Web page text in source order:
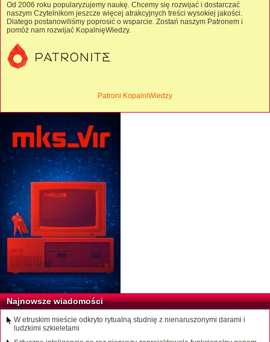
Od 2006 roku popularyzujemy naukę. Chcemy się rozwijać i dostarczać
naszym Czytelnikom jeszcze więcej atrakcyjnych treści wysokiej jakości.
Dlatego postanowiliśmy poprosić o wsparcie. Zostań naszym Patronem i
pomóż nam rozwijać KopalnięWiedzy.
Patroni KopalniWiedzy
Najnowsze wiadomości
W etruskim mieście odkryto rytualną studnię z nienaruszonymi darami i
ludzkimi szkieletami